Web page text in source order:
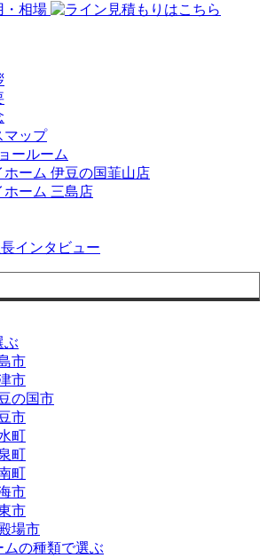
マップ
ールーム
ホーム 伊豆の国韮山店
ホーム 三島店
インタビュー
ぶ
市
市
の国市
市
町
町
町
市
市
場市
ムの種類で選ぶ